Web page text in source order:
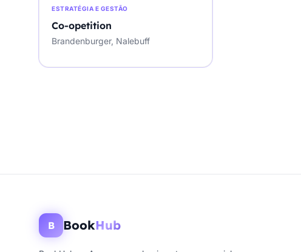
ESTRATÉGIA E GESTÃO
Co-opetition
Brandenburger, Nalebuff
B BookHub